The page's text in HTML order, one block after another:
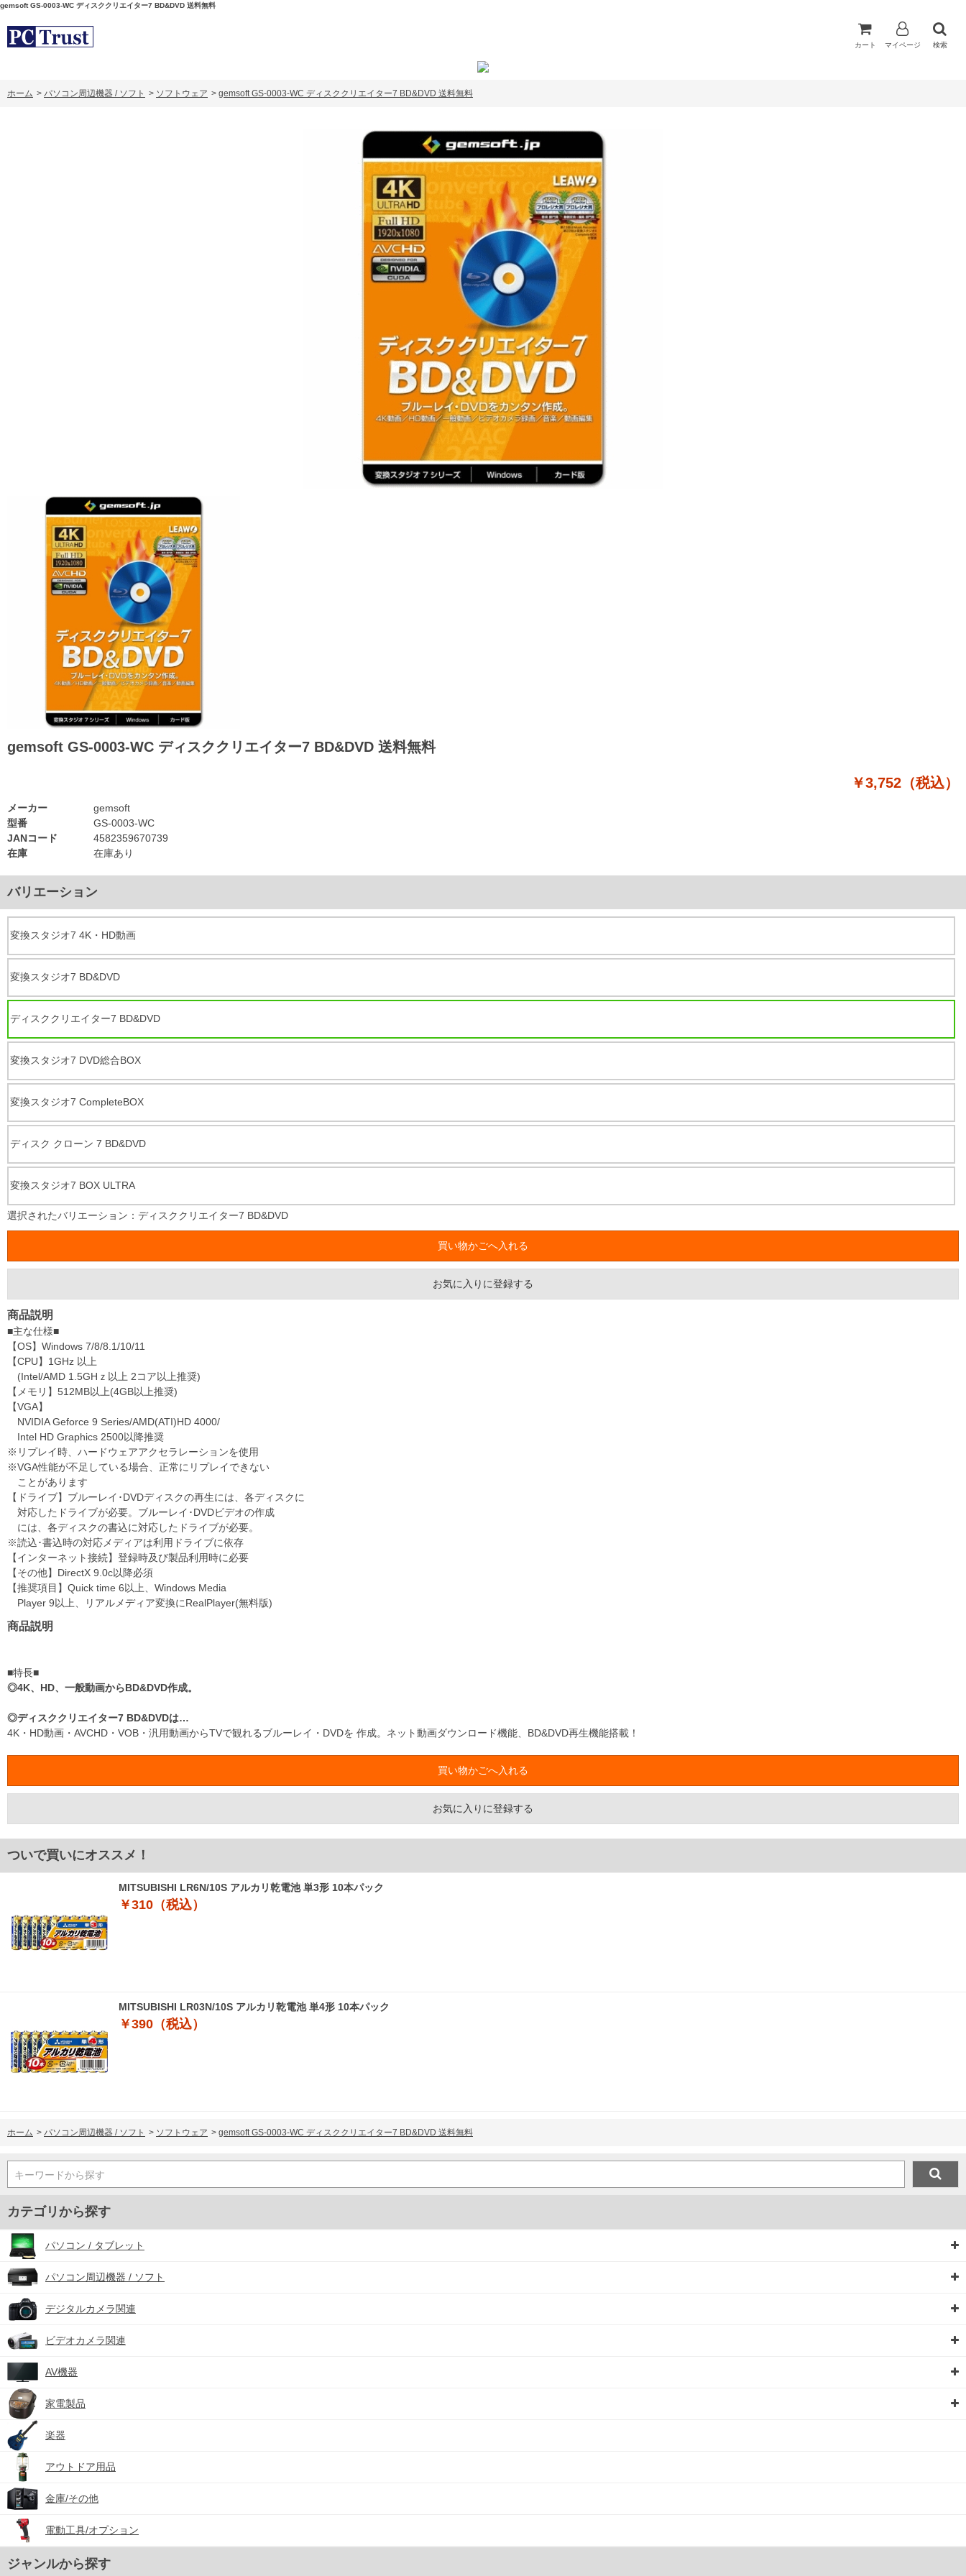
gemsoft GS-0003-WC ディスククリエイター7 BD&DVD 送料無料
カート マイページ 検索
ホーム > パソコン周辺機器 / ソフト > ソフトウェア > gemsoft GS-0003-WC ディスククリエイター7 BD&DVD 送料無料
gemsoft GS-0003-WC ディスククリエイター7 BD&DVD 送料無料
￥3,752（税込）
型番
GS-0003-WC
JANコード
4582359670739
在庫
在庫あり
メーカー gemsoft
バリエーション
変換スタジオ7 4K・HD動画
変換スタジオ7 BD&DVD
ディスククリエイター7 BD&DVD
変換スタジオ7 DVD総合BOX
変換スタジオ7 CompleteBOX
ディスク クローン 7 BD&DVD
変換スタジオ7 BOX ULTRA
選択されたバリエーション：ディスククリエイター7 BD&DVD
お気に入りに登録する
商品説明
■主な仕様■
【OS】Windows 7/8/8.1/10/11
【CPU】1GHz 以上
(Intel/AMD 1.5GHｚ以上 2コア以上推奨)
【メモリ】512MB以上(4GB以上推奨)
【VGA】
NVIDIA Geforce 9 Series/AMD(ATI)HD 4000/
Intel HD Graphics 2500以降推奨
※リプレイ時、ハードウェアアクセラレーションを使用
※VGA性能が不足している場合、正常にリプレイできない
ことがあります
【ドライブ】ブルーレイ･DVDディスクの再生には、各ディスクに
対応したドライブが必要。ブルーレイ･DVDビデオの作成
には、各ディスクの書込に対応したドライブが必要。
※読込･書込時の対応メディアは利用ドライブに依存
【インターネット接続】登録時及び製品利用時に必要
【その他】DirectX 9.0c以降必須
【推奨項目】Quick time 6以上、Windows Media
Player 9以上、リアルメディア変換にRealPlayer(無料版)
商品説明
■特長■
◎4K、HD、一般動画からBD&DVD作成。
◎ディスククリエイター7 BD&DVDは…
4K・HD動画・AVCHD・VOB・汎用動画からTVで観れるブルーレイ・DVDを 作成。ネット動画ダウンロード機能、BD&DVD再生機能搭載！
お気に入りに登録する
ついで買いにオススメ！
MITSUBISHI LR6N/10S アルカリ乾電池 単3形 10本パック
￥310（税込）
MITSUBISHI LR03N/10S アルカリ乾電池 単4形 10本パック
￥390（税込）
ホーム > パソコン周辺機器 / ソフト > ソフトウェア > gemsoft GS-0003-WC ディスククリエイター7 BD&DVD 送料無料
キーワードから探す
カテゴリから探す
パソコン / タブレット
パソコン周辺機器 / ソフト
デジタルカメラ関連
ビデオカメラ関連
AV機器
家電製品
楽器
アウトドア用品
金庫/その他
電動工具/オプション
ジャンルから探す